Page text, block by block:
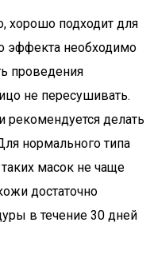
хорошо подходит для
эффекта необходимо
проведения
не пересушивать.
делать
нормального типа
масок не чаще
достаточно
в течение 30 дней